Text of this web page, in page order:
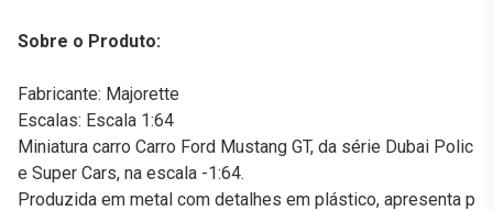
Sobre o Produto:
Fabricante: Majorette
Escalas: Escala 1:64
Miniatura carro Carro Ford Mustang GT, da série Dubai Polic
e Super Cars, na escala -1:64.
Produzida em metal com detalhes em plástico, apresenta p